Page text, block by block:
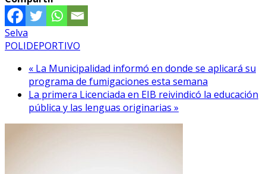
Selva
POLIDEPORTIVO
« La Municipalidad informó en donde se aplicará su
programa de fumigaciones esta semana
La primera Licenciada en EIB reivindicó la educación
pública y las lenguas originarias »